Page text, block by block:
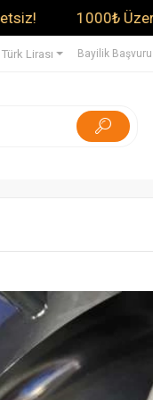
1000₺ Üzeri
Lirası Bayilik